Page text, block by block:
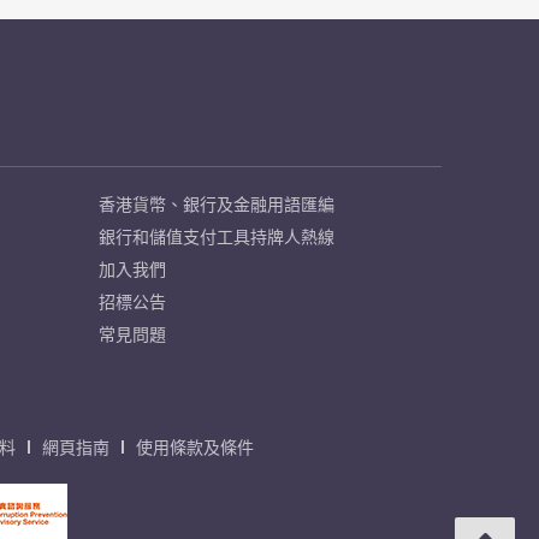
香港貨幣、銀行及金融用語匯編
銀行和儲值支付工具持牌人熱線
加入我們
招標公告
常見問題
網頁指南 使用條款及條件